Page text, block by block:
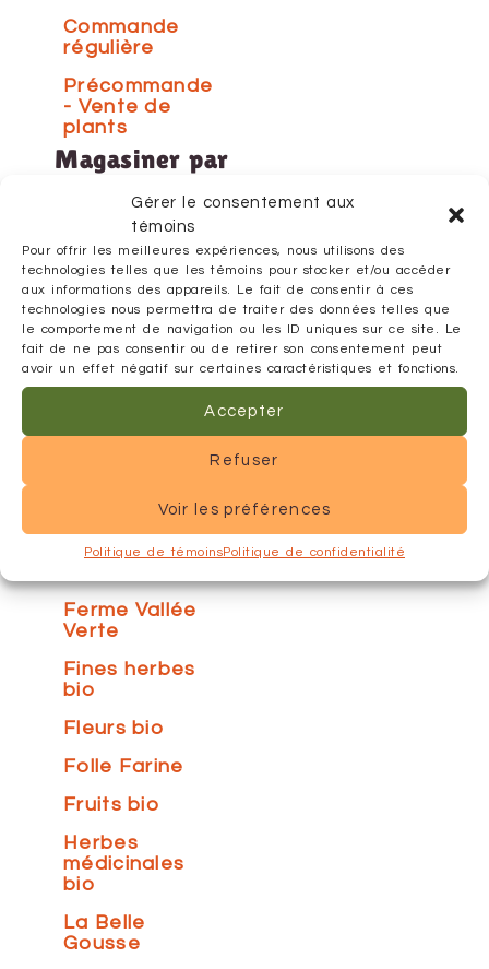
Gérer le consentement aux
témoins
Pour offrir les meilleures expériences, nous utilisons des
technologies telles que les témoins pour stocker et/ou accéder
aux informations des appareils. Le fait de consentir à ces
technologies nous permettra de traiter des données telles que
le comportement de navigation ou les ID uniques sur ce site. Le
fait de ne pas consentir ou de retirer son consentement peut
avoir un effet négatif sur certaines caractéristiques et fonctions.
Accepter
Refuser
Voir les préférences
Politique de témoinsPolitique de confidentialité
Commande
régulière
Précommande
- Vente de
plants
Magasiner par
Alexis et
Propolis
Arbres
fruitiers
Cuisine de la
Érablière du
Ferme Vallée
Verte
Fines herbes
bio
Fleurs bio
Folle Farine
Fruits bio
Herbes
médicinales
bio
La Belle
Gousse
Réinitialiser
mes choix